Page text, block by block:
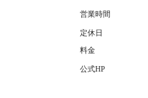
営業時間
定休日
料金
公式HP